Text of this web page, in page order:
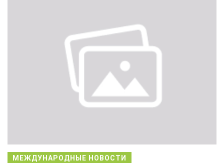
МЕЖДУНАРОДНЫЕ НОВОСТИ